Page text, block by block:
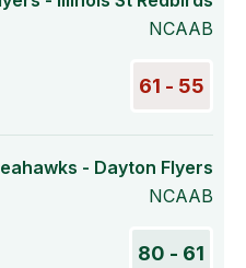
NCAAB
55 - 61
- Dayton Flyers
NCAAB
61 - 80